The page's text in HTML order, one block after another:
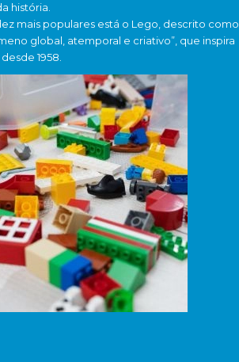
história.
mais populares está o Lego, descrito como
global, atemporal e criativo”, que inspira
1958.